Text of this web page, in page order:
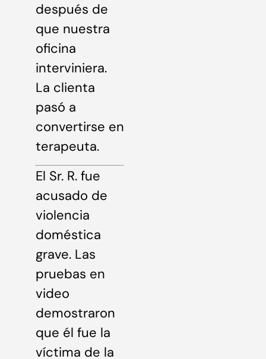
después de
que nuestra
oficina
interviniera.
La clienta
pasó a
convertirse en
terapeuta.
El Sr. R. fue
acusado de
violencia
doméstica
grave. Las
pruebas en
video
demostraron
que él fue la
víctima de la